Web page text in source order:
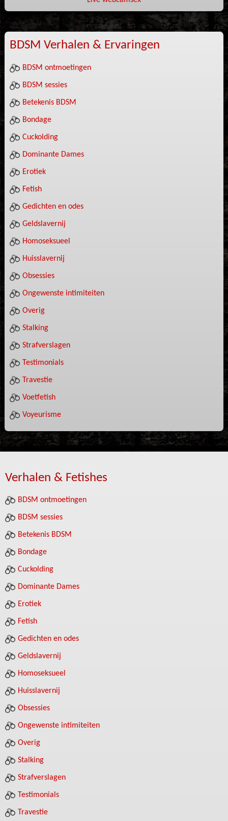
BDSM Verhalen & Ervaringen
BDSM ontmoetingen
BDSM sessies
Betekenis BDSM
Bondage
Cuckolding
Dominante Dames
Erotiek
Fetish
Gedichten en odes
Geldslavernij
Homoseksueel
Huisslavernij
Obsessies
Ongewenste intimiteiten
Overig
Stalking
Strafverslagen
Testimonials
Travestie
Voetfetish
Voyeurisme
Verhalen & Fetishes
BDSM ontmoetingen
BDSM sessies
Betekenis BDSM
Bondage
Cuckolding
Dominante Dames
Erotiek
Fetish
Gedichten en odes
Geldslavernij
Homoseksueel
Huisslavernij
Obsessies
Ongewenste intimiteiten
Overig
Stalking
Strafverslagen
Testimonials
Travestie